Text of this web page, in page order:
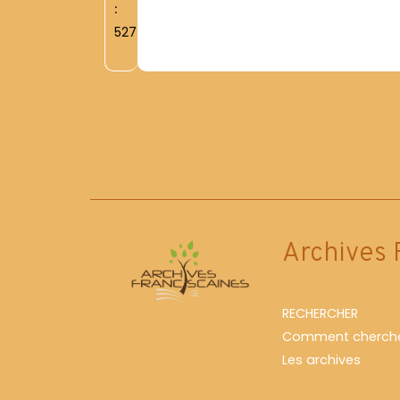
:
5274
Archives
RECHERCHER
Comment
Les archives